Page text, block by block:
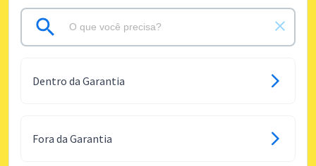
Dentro da Garantia
Fora da Garantia